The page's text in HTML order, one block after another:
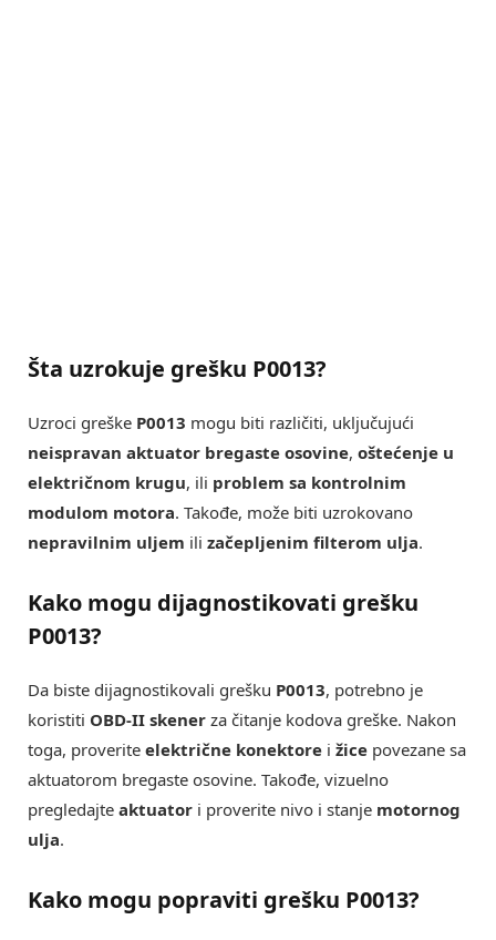
Šta uzrokuje grešku P0013?
Uzroci greške P0013 mogu biti različiti, uključujući
neispravan aktuator bregaste osovine, oštećenje u
električnom krugu, ili problem sa kontrolnim
modulom motora. Takođe, može biti uzrokovano
nepravilnim uljem ili začepljenim filterom ulja.
Kako mogu dijagnostikovati grešku
P0013?
Da biste dijagnostikovali grešku P0013, potrebno je
koristiti OBD-II skener za čitanje kodova greške. Nakon
toga, proverite električne konektore i žice povezane sa
aktuatorom bregaste osovine. Takođe, vizuelno
pregledajte aktuator i proverite nivo i stanje motornog
ulja.
Kako mogu popraviti grešku P0013?